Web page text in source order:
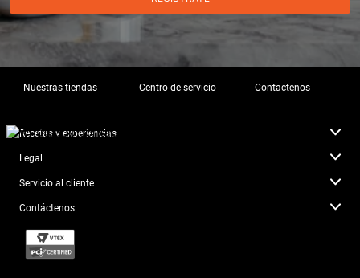
Nuestras tiendas Centro de servicio Contactenos
Recetas y experiencias
Legal
Servicio al cliente
Contáctenos